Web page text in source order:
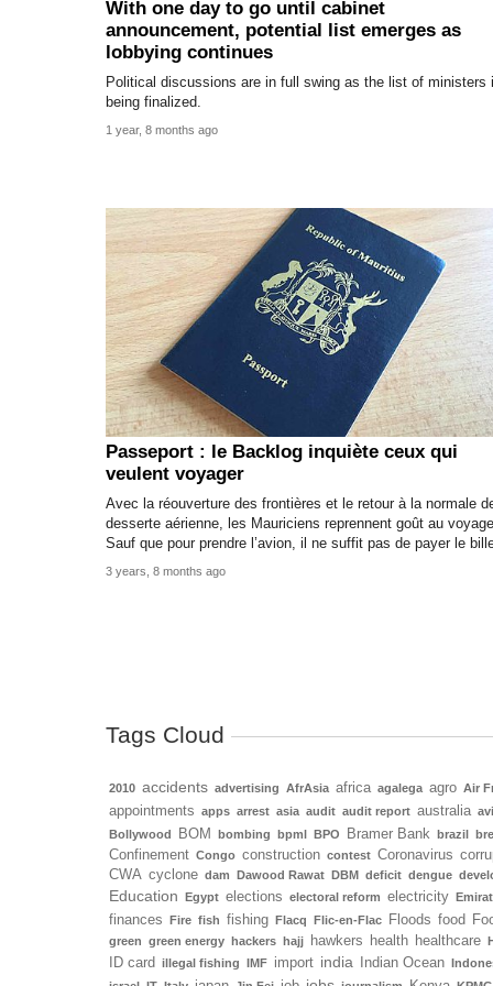
With one day to go until cabinet
announcement, potential list emerges as
lobbying continues
Political discussions are in full swing as the list of ministers
being finalized.
1 year, 8 months ago
Passeport : le Backlog inquiète ceux qui
veulent voyager
Avec la réouverture des frontières et le retour à la normale
desserte aérienne, les Mauriciens reprennent goût au
Sauf que pour prendre l’avion, il ne suffit pas de payer le
3 years, 8 months ago
Tags Cloud
2010 accidents advertising AfrAsia africa agalega agro Air
appointments apps arrest asia audit audit report australia
Bollywood
BOM bombing bpml BPO Bramer Bank brazil
Confinement Congo construction contest Coronavirus
CWA cyclone dam Dawood Rawat DBM deficit dengue
Education Egypt elections electoral reform electricity
finances Fire fish fishing Flacq Flic-en-Flac Floods food
green green energy hackers hajj hawkers health healthcare
ID card illegal fishing IMF import india Indian Ocean